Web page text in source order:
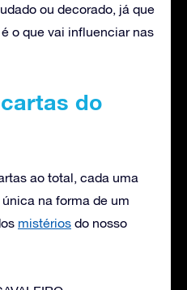
ou decorado, já que
o que vai influenciar nas
do
ao total, cada uma
na forma de um
mistérios do nosso